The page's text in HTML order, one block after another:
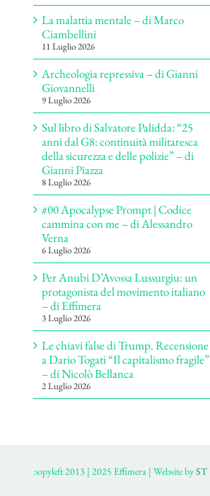
La malattia mentale – di Marco
Ciambellini
11 Luglio 2026
Archeologia repressiva – di Gianni
Giovannelli
9 Luglio 2026
Sul libro di Salvatore Palidda: “25
anni dal G8: continuità militaresca
della sicurezza e delle polizie” – di
Gianni Piazza
8 Luglio 2026
#00 Apocalypse Prompt | Codice
cammina con me – di Alessandro
Verna
6 Luglio 2026
Per Anubi D’Avossa Lussurgiu: un
protagonista del movimento italiano
– di Effimera
3 Luglio 2026
Le chiavi false di Trump. Recensione
a Dario Togati “Il capitalismo fragile”
– di Nicolò Bellanca
2 Luglio 2026
ɔopyleft 2013 | 2025 Effimera | Website byST